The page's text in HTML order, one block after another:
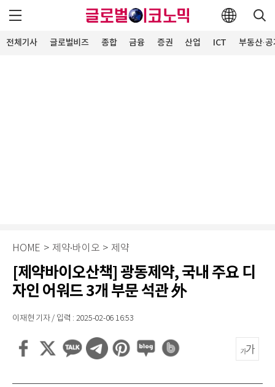
전체기사 글로벌비즈 종합 금융 증권 산업 ICT 부동산·
HOME > 제약∙바이오 > 제약
[제약바이오산책] 광동제약, 국내 주요 디
자인 어워드 3개 부문 석관 外
이재현 기자 / 입력 : 2025-02-06 16:53